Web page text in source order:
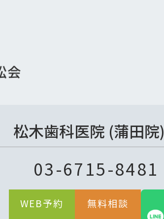
松木歯科医院 (蒲田院)
03-6715-8481
WEB予約 無料相談